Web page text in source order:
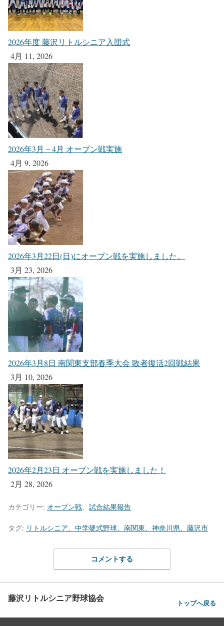
2026年度 藤沢リトルシニア入団式
4月 11, 2026
2026年3月－4月 オープン戦実施
4月 9, 2026
2026年3月22日(日)にオープン戦を実施しました。
3月 23, 2026
2026年3月8日 南関東支部春季大会 敗者復活2回戦結果
3月 10, 2026
2026年2月23日 オープン戦を実施しました！
2月 28, 2026
カテゴリー: オープン戦 試合結果報告
タグ: リトルシニア、中学硬式野球、南関東、神奈川県、藤沢市
コメントする
藤沢リトルシニア野球協会 トップへ戻る